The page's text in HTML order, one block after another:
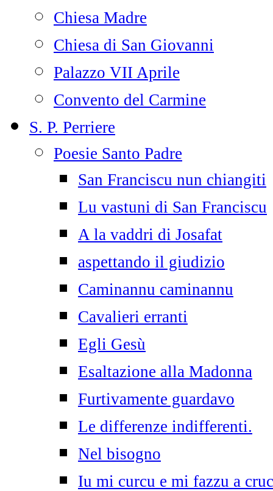
Chiesa Madre
Chiesa di San Giovanni
Palazzo VII Aprile
Convento del Carmine
S. P. Perriere
Poesie Santo Padre
San Franciscu nun chiangiti
Lu vastuni di San Franciscu
A la vaddri di Josafat
aspettando il giudizio
Caminannu caminannu
Cavalieri erranti
Egli Gesù
Esaltazione alla Madonna
Furtivamente guardavo
Le differenze indifferenti.
Nel bisogno
Iu mi curcu e mi fazzu a